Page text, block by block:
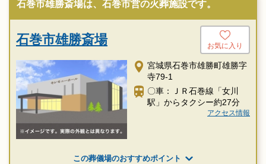
石巻市雄勝斎場は、石巻市営の火葬施設です。
石巻市雄勝斎場 お気に入り
宮城県石巻市雄勝町雄勝字
寺79-1
〇車：ＪＲ石巻線「女川
駅」からタクシー約27分
アクセス情報
この葬儀場のおすすめポイント